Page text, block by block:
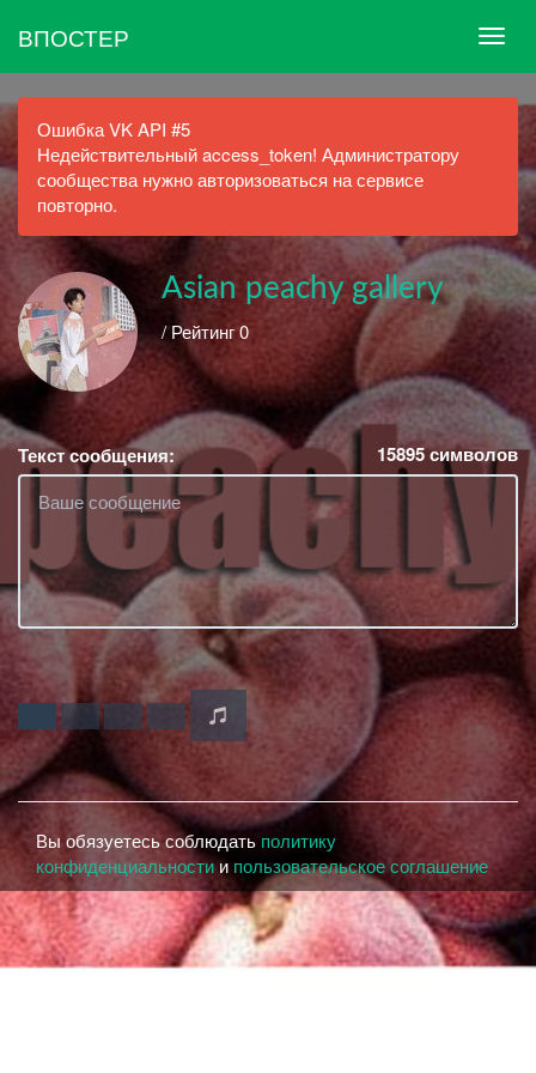
ВПОСТЕР
Ошибка VK API #5
Недействительный access_token! Администратору
сообщества нужно авторизоваться на сервисе
повторно.
Asian peachу gallery
/ Рейтинг 0
Текст сообщения: 15895символов
Вы обязуетесь соблюдать политику
конфиденциальностиипользовательское соглашение